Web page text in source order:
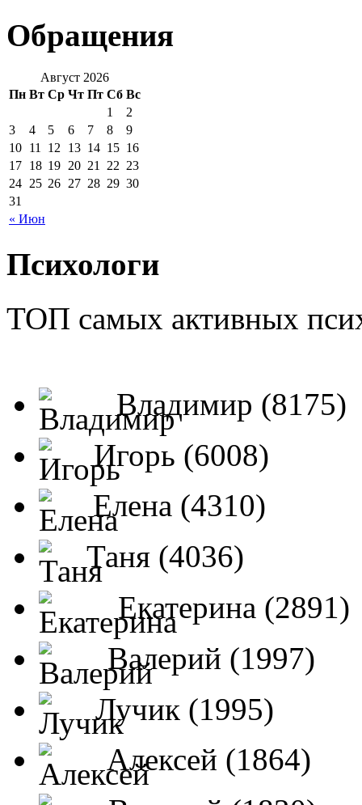
Обращения
Август 2026
Пн Вт Ср Чт Пт Сб Вс
« Июн
1
2
3
4 5 6 7 8
9
10 11 12 13 14 15 16
17 18 19 20 21 22 23
24 25 26 27 28 29 30
31
Психологи
ТОП самых активных
Владимир (8175)
Игорь (6008)
Елена (4310)
Таня (4036)
Екатерина (2891)
Валерий (1997)
Лучик (1995)
Алексей (1864)